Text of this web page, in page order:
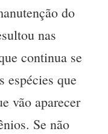
do
nas
continua se
espécies que
vão aparecer
Se não